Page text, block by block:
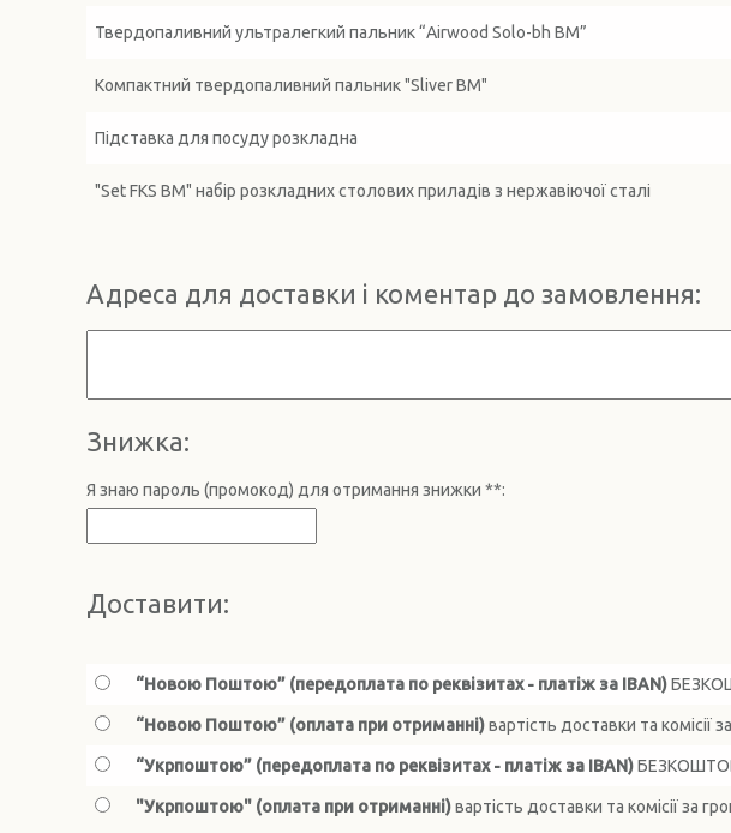
Твердопаливний ультралегкий пальник “Airwood Solo-bh BM”
Компактний твердопаливний пальник "Sliver BM"
Підставка для посуду розкладна
"Set FKS BM" набір розкладних столових приладів з нержавіючої сталі
Адреса для доставки і коментар до замовлення:
Знижка:
Я знаю пароль (промокод) для отримання знижки **:
Доставити:
“Новою Поштою” (передоплата по реквізитах - платіж за IBAN)
“Новою Поштою” (оплата при отриманні)вартість доставки та
“Укрпоштою” (передоплата по реквізитах - платіж за IBAN)
"Укрпоштою" (оплата при отриманні)вартість доставки та комісії за